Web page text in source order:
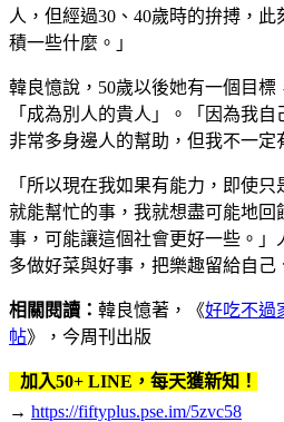
人，但經過30、40歲時的拚搏，
積一些什麼。」
韓良憶說，50歲以後她有一個目標
「成為別人的貴人」。「因為我
非常多身邊人的幫助，但我不一定
「所以現在我如果有能力，即使
就能幫忙的事，我就想盡可能地回
事，可能讓這個社會更好一些。」
多做好菜與好事，把樂趣留給自己
相關閱讀： 韓良憶著，《好吃不過
帖》，今周刊出版
加入50+ LINE，每天獲新知！
→ https://fiftyplus.pse.im/5zvc58